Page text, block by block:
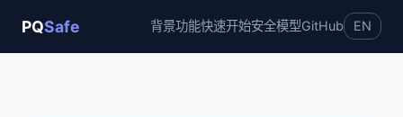
PQSafe 背景功能快速开始安全模型GitHub EN